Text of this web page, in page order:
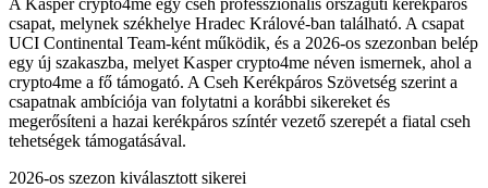
csapat, melynek székhelye Hradec Králové-ban található. A csapat
UCI Continental Team-ként működik, és a 2026-os szezonban belép
egy új szakaszba, melyet Kasper crypto4me néven ismernek, ahol a
crypto4me a fő támogató. A Cseh Kerékpáros Szövetség szerint a
csapatnak ambíciója van folytatni a korábbi sikereket és
megerősíteni a hazai kerékpáros színtér vezető szerepét a fiatal cseh
tehetségek támogatásával.
2026-os szezon kiválasztott sikerei